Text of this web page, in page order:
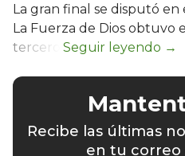
La gran final se disputó
La Fuerza de Dios obtuvo
tercero.
Recibe las últimas
en tu